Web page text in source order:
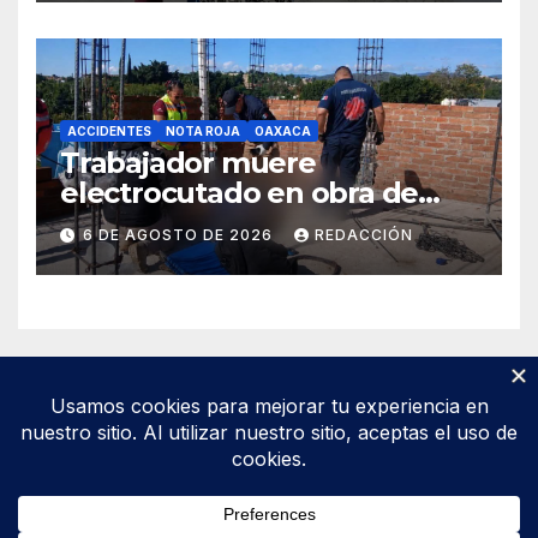
ACCIDENTES NOTA ROJA OAXACA
Trabajador muere
electrocutado en obra de
Soledad Etla; dos jóvenes
resultan gravemente
lesionados
6 DE AGOSTO DE 2026 REDACCIÓN